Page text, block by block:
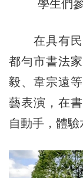
學生們
在具有民
都勻市書法
毅、韋宗遠
藝表演，在
自動手，體驗